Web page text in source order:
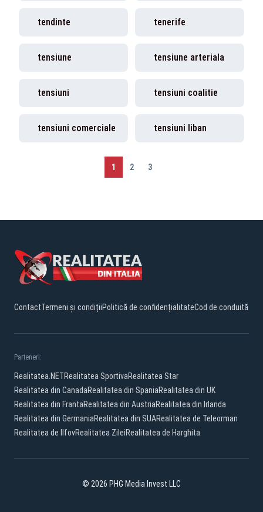
tendinte tenerife
tensiune tensiune arteriala
tensiuni tensiuni coalitie
tensiuni comerciale tensiuni liban
1 2 3
ContactTermeni și condițiiPolitică de confidențialitateCod de conduită
Parteneri:
Realitatea.NETRealitatea SportivaRealitatea Star
Realitatea din CanadaRealitatea din SpaniaRealitatea din UK
Realitatea din FrantaRealitatea din AustriaRealitatea din Irlanda
Realitatea din GermaniaRealitatea din SUARealitatea de Teleorman
Realitatea de IlfovRealitatea ZileiRealitatea de Harghita
© 2026 PHG Media Invest LLC